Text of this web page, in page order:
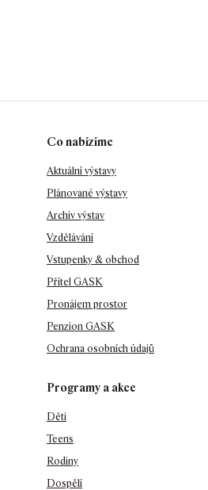
Co nabízíme
Aktuální výstavy
Plánované výstavy
Archiv výstav
Vzdělávání
Vstupenky & obchod
Přítel GASK
Pronájem prostor
Penzion GASK
Ochrana osobních údajů
Programy a akce
Děti
Teens
Rodiny
Dospělí